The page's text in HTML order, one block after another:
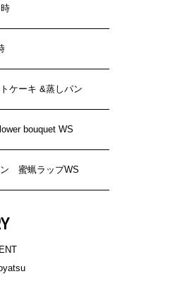
ケーキ &蒸しパン
bouquet WS
ン 蜜蝋ラップWS